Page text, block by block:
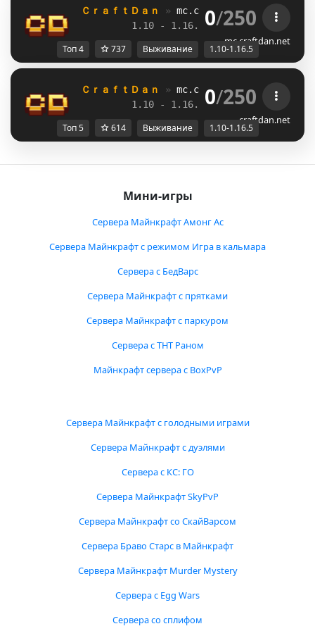
ＣｒａｆｔＤａｎ » mc.craftdan.net //
1.10 - 1.16.5 //
0/250
mc.craftdan.net
Топ 4 737 Выживание 1.10-1.16.5
ＣｒａｆｔＤａｎ » mc.craftdan.net //
1.10 - 1.16.5 //
0/250
craftdan.net
Топ 5 614 Выживание 1.10-1.16.5
Мини-игры
Сервера Майнкрафт Амонг Ас
Сервера Майнкрафт с режимом Игра в кальмара
Сервера с БедВарс
Сервера Майнкрафт с прятками
Сервера Майнкрафт с паркуром
Сервера с ТНТ Раном
Майнкрафт сервера с BoxPvP
Сервера Майнкрафт с голодными играми
Сервера Майнкрафт с дуэлями
Сервера с КС: ГО
Сервера Майнкрафт SkyPvP
Сервера Майнкрафт со СкайВарсом
Сервера Браво Старс в Майнкрафт
Сервера Майнкрафт Murder Mystery
Сервера с Egg Wars
Сервера со сплифом